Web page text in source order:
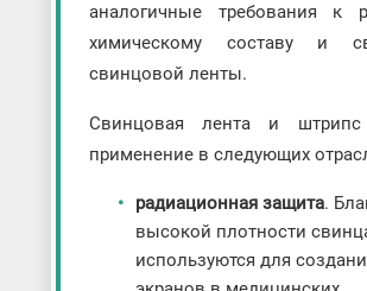
аналогичные требования к
химическому составу и
свинцовой ленты.
Свинцовая лента и штрипс
применение в следующих
радиационная защита.
высокой плотности
используются для